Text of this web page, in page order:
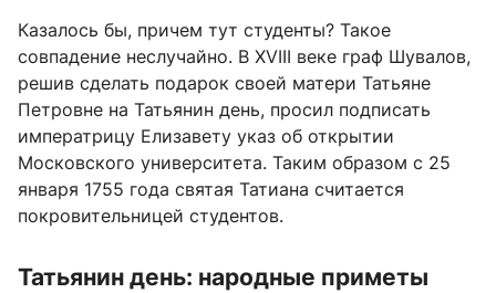
Казалось бы, причем тут студенты? Такое
совпадение неслучайно. В XVIII веке граф Шувалов,
решив сделать подарок своей матери Татьяне
Петровне на Татьянин день, просил подписать
императрицу Елизавету указ об открытии
Московского университета. Таким образом с 25
января 1755 года святая Татиана считается
покровительницей студентов.
Татьянин день: народные приметы